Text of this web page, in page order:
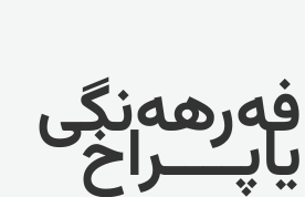
فەرهەنگی
یاپــــراخ